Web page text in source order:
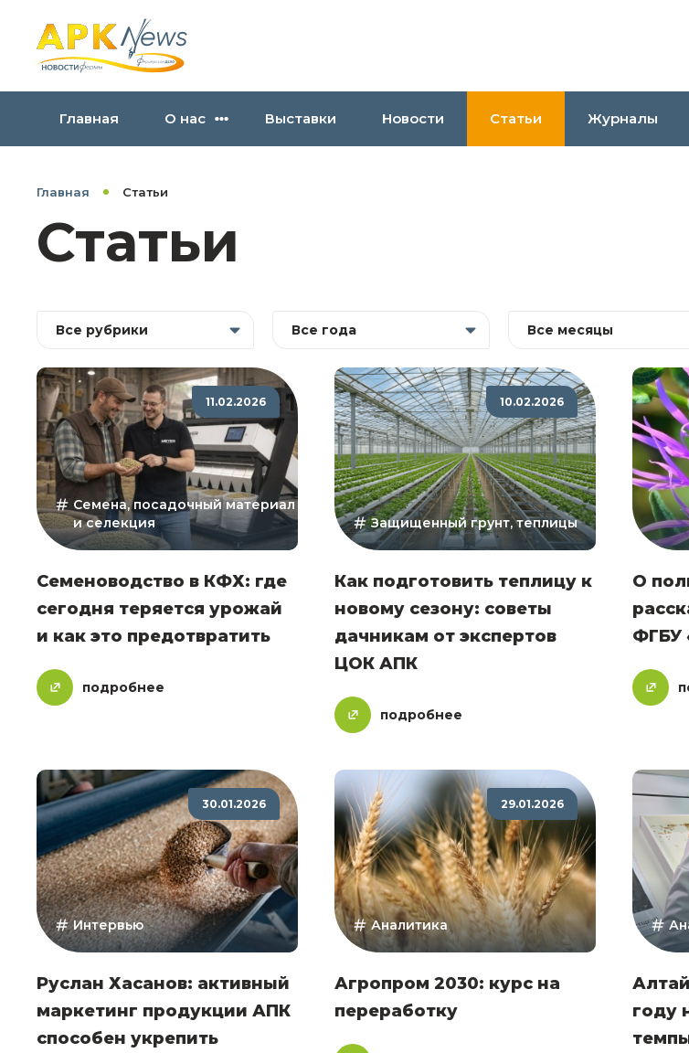
Главная О нас Выставки Новости Статьи Журналы
Главная Статьи
Статьи
Все рубрики Все года Все месяцы
11.02.2026
Семена, посадочный материал
и селекция
Семеноводство в КФХ: где
сегодня теряется урожай
и как это предотвратить
подробнее
10.02.2026
Защищенный грунт, теплицы
Как подготовить теплицу к
новому сезону: советы
дачникам от экспертов
ЦОК АПК
подробнее
О
ФГБУ
30.01.2026
Интервью
Руслан Хасанов: активный
маркетинг продукции АПК
способен укрепить
29.01.2026
Аналитика
Агропром 2030: курс на
переработку
году